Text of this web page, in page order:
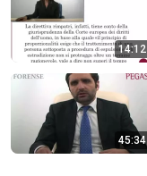
14:12
45:34